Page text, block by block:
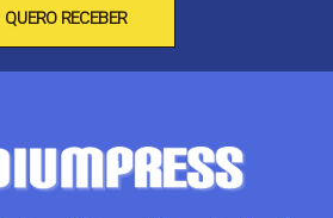
QUERO RECEBER